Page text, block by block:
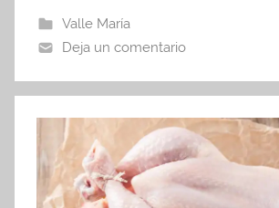
b
o
o
k
p
p
tir
Valle María
Deja un comentario